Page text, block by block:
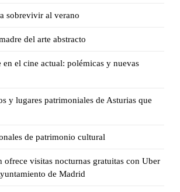
sobrevivir al verano
del arte abstracto
el cine actual: polémicas y nuevas
y lugares patrimoniales de Asturias que
de patrimonio cultural
ofrece visitas nocturnas gratuitas con Uber
de Madrid